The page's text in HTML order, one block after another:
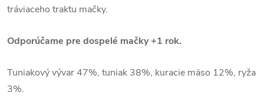
tráviaceho traktu mačky.
Odporúčame pre dospelé mačky +1 rok.
Tuniakový vývar 47%, tuniak 38%, kuracie mäso 12%, ryža
3%.